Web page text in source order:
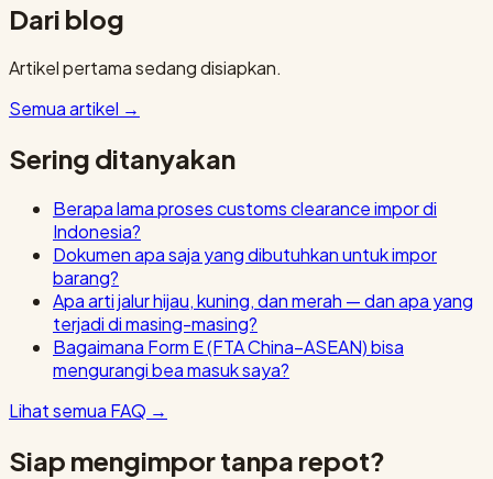
Dari blog
Artikel pertama sedang disiapkan.
Semua artikel →
Sering ditanyakan
Berapa lama proses customs clearance impor di
Indonesia?
Dokumen apa saja yang dibutuhkan untuk impor
barang?
Apa arti jalur hijau, kuning, dan merah — dan apa yang
terjadi di masing-masing?
Bagaimana Form E (FTA China–ASEAN) bisa
mengurangi bea masuk saya?
Lihat semua FAQ →
Siap mengimpor tanpa repot?